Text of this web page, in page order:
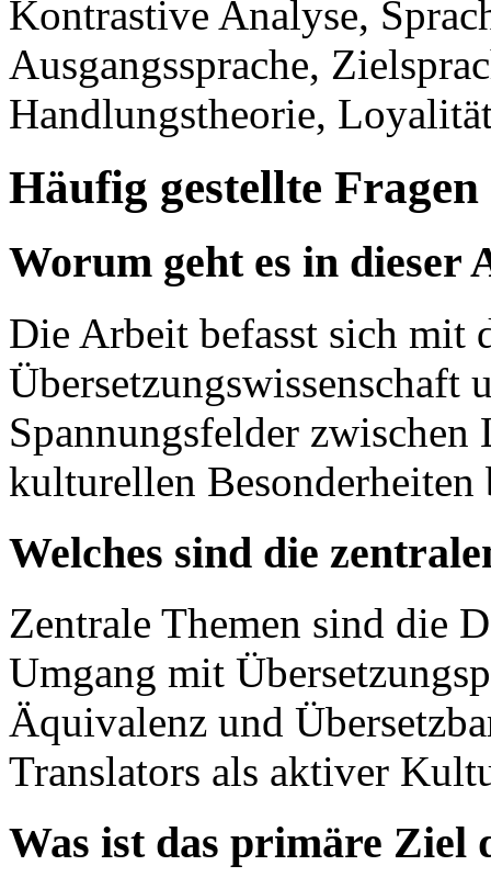
Kontrastive Analyse,
Ausgangssprache,
Handlungstheorie,
Häufig gestellte Fragen
Worum geht es in dieser
Die Arbeit befasst sich mit
Übersetzungswissenschaft
Spannungsfelder
kulturellen Besonderheiten
Welches sind die
Zentrale Themen sind die
Umgang mit
Äquivalenz und
Translators als aktiver
Was ist das primäre Ziel